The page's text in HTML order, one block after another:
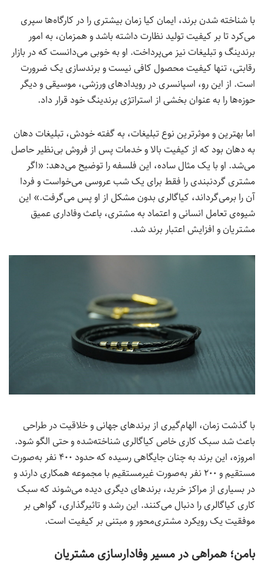
با شناخته شدن برند، ایمان کیا زمان بیشتری را در کارگاه‌ها سپری
می‌کرد تا بر کیفیت تولید نظارت داشته باشد و همزمان، به امور
برندینگ و تبلیغات نیز می‌پرداخت. او به خوبی می‌دانست که در بازار
رقابتی، تنها کیفیت محصول کافی نیست و برندسازی یک ضرورت
است. از این رو، اسپانسری در رویدادهای ورزشی، موسیقی و دیگر
حوزه‌ها را به عنوان بخشی از استراتژی برندینگ خود قرار داد.
اما بهترین و موثرترین نوع تبلیغات، به گفته خودش، تبلیغات دهان
به دهان بود که از کیفیت بالا و خدمات پس از فروش بی‌نظیر حاصل
می‌شد. او با یک مثال ساده، این فلسفه را توضیح می‌دهد: «اگر
مشتری گردنبندی را فقط برای یک شب عروسی می‌خواست و فردا
آن را برمی‌گرداند، کیاگالری بدون مشکل از او پس می‌گرفت.» این
شیوه‌ی تعامل انسانی و اعتماد به مشتری، باعث وفاداری عمیق
مشتریان و افزایش اعتبار برند شد.
با گذشت زمان، الهام‌گیری از برندهای جهانی و خلاقیت در طراحی
باعث شد سبک کاری خاص کیاگالری شناخته‌شده و حتی الگو شود.
امروزه، این برند به چنان جایگاهی رسیده که حدود ۴۰۰ نفر به‌صورت
مستقیم و ۲۰۰ نفر به‌صورت غیرمستقیم با مجموعه همکاری دارند و
در بسیاری از مراکز خرید، برندهای دیگری دیده می‌شوند که سبک
کاری کیاگالری را دنبال می‌کنند. این رشد و تاثیرگذاری، گواهی بر
موفقیت یک رویکرد مشتری‌محور و مبتنی بر کیفیت است.
بامن؛ همراهی در مسیر وفادارسازی مشتریان